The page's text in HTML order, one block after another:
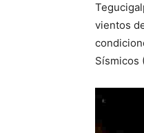
vientos
Sísmicos